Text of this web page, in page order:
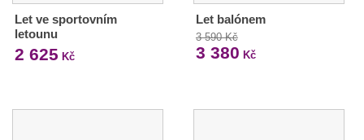
Let ve sportovním
letounu
2 625 Kč
Let balónem
3 590 Kč
3 380 Kč